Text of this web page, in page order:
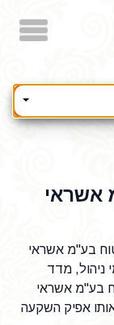
אשראי
בע"מ אשראי
ניהול, מדד
בע"מ אשראי
אפיק השקעה